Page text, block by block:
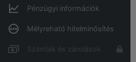
Pénzügyi információk
Mélyreható hitelminősítés
Számlák és zárolások